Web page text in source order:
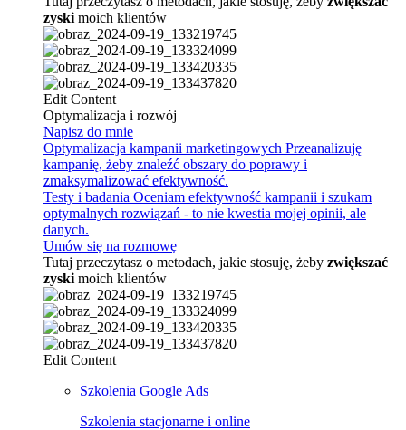
zyski moich klientów
Edit Content
Optymalizacja i rozwój
Napisz do mnie
Optymalizacja kampanii marketingowych Przeanalizuję
kampanię, żeby znaleźć obszary do poprawy i
zmaksymalizować efektywność.
Testy i badania Oceniam efektywność kampanii i szukam
optymalnych rozwiązań - to nie kwestia mojej opinii, ale
danych.
Umów się na rozmowę
Tutaj przeczytasz o metodach, jakie stosuję, żeby zwiększać
zyski moich klientów
Edit Content
Szkolenia Google Ads
Szkolenia stacjonarne i online